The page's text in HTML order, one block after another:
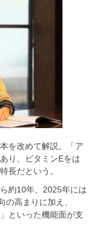
を改めて解説。「ア
り、ビタミンEをは
長だという。
約10年、2025年には
高まりに加え、
といった機能面が支